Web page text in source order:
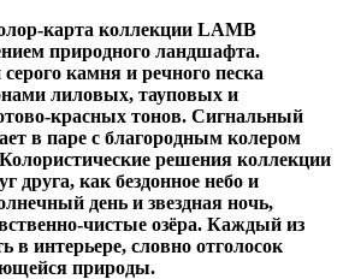
карта коллекции LAMB
природного ландшафта.
камня и речного песка
лиловых, тауповых и
красных тонов. Сигнальный
в паре с благородным колером
решения коллекции
друга, как бездонное небо и
день и звездная ночь,
чистые озёра. Каждый из
в интерьере, словно отголосок
природы.